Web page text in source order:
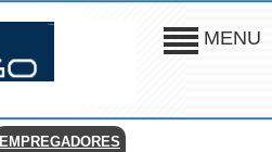
MENU
EMPREGADORES